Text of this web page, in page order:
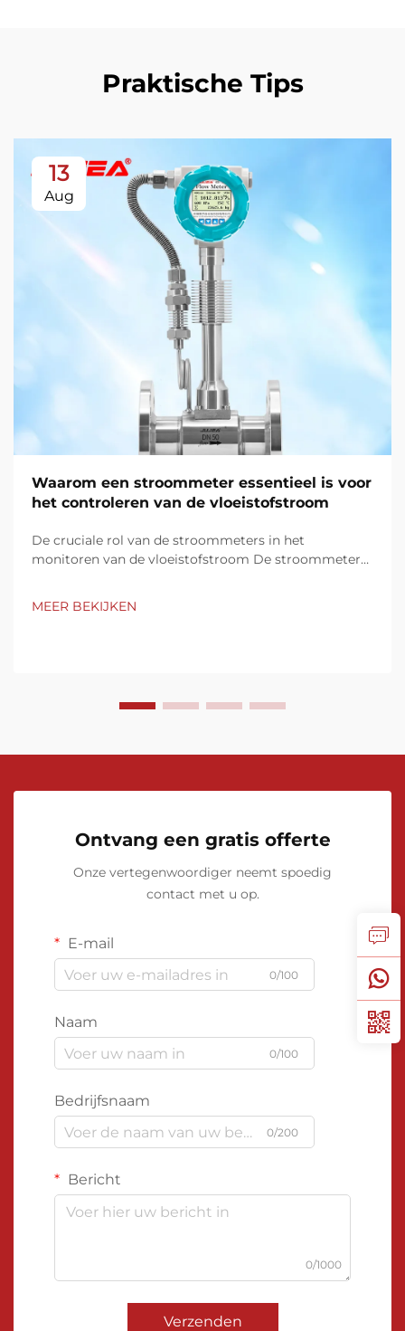
Praktische Tips
13
Aug
Waarom een stroommeter essentieel is voor
het controleren van de vloeistofstroom
De cruciale rol van de stroommeters in het
monitoren van de vloeistofstroom De stroommeters
industrieën. Hun vermogen om nauwkeurige realtime
MEER BEKIJKEN
Ontvang een gratis offerte
Onze vertegenwoordiger neemt spoedig
contact met u op.
E-mail
0/100
Naam
0/100
Bedrijfsnaam
0/200
Bericht
0/1000
Verzenden